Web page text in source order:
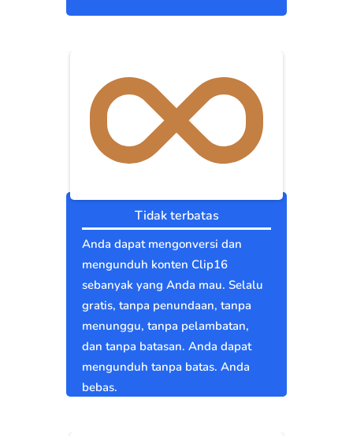
Tidak terbatas
Anda dapat mengonversi dan
mengunduh konten Clip16
sebanyak yang Anda mau. Selalu
gratis, tanpa penundaan, tanpa
menunggu, tanpa pelambatan,
dan tanpa batasan. Anda dapat
mengunduh tanpa batas. Anda
bebas.